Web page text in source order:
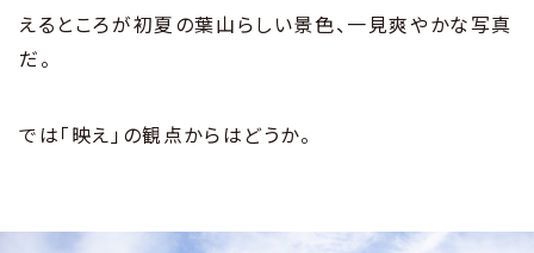
えるところが初夏の葉山らしい景色、一見爽やかな写真
だ。
では「映え」の観点からはどうか。